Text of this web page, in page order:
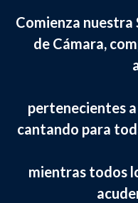
Comienza nuestra
de Cámara,
pertenecientes a
cantando para
mientras todos